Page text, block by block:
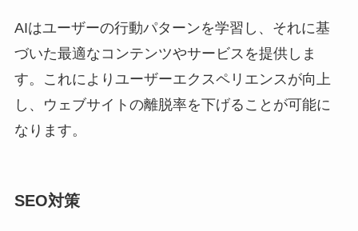
AIはユーザーの行動パターンを学習し、それに基
づいた最適なコンテンツやサービスを提供しま
す。これによりユーザーエクスペリエンスが向上
し、ウェブサイトの離脱率を下げることが可能に
なります。
SEO対策